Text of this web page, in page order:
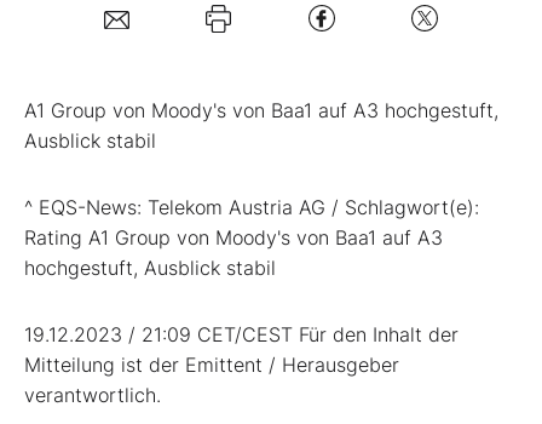
Kontakt
A1 Group von Moody's von Baa1 auf A3 hochgestuft,
Ausblick stabil
^ EQS-News: Telekom Austria AG / Schlagwort(e):
Rating A1 Group von Moody's von Baa1 auf A3
hochgestuft, Ausblick stabil
19.12.2023 / 21:09 CET/CEST Für den Inhalt der
Mitteilung ist der Emittent / Herausgeber
verantwortlich.